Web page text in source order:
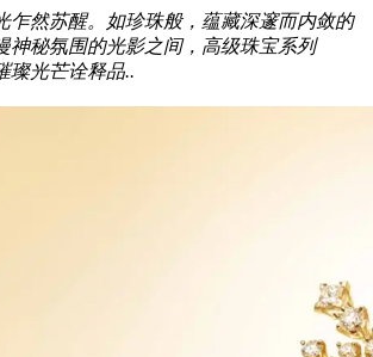
乍然苏醒。如珍珠般，蕴藏深邃而内敛的
神秘氛围的光影之间，高级珠宝系列
璨光芒诠释品..